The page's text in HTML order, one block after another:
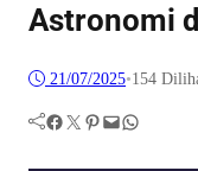
Astronomi
21/07/2025•154
Facebook Twitter Pinterest Mail WhatsApp